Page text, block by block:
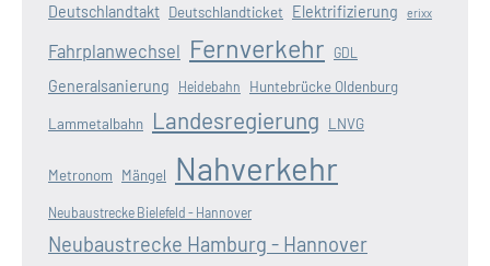
Deutschlandtakt Deutschlandticket Elektrifizierung erixx
Fahrplanwechsel Fernverkehr GDL
Generalsanierung Heidebahn Huntebrücke Oldenburg
Lammetalbahn Landesregierung LNVG
Metronom Mängel Nahverkehr
Neubaustrecke Bielefeld - Hannover
Neubaustrecke Hamburg - Hannover